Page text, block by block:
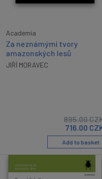
Academia
Za neznámými tvory
amazonských lesů
JIŘÍ MORAVEC
895.00
716.00
Add to basket